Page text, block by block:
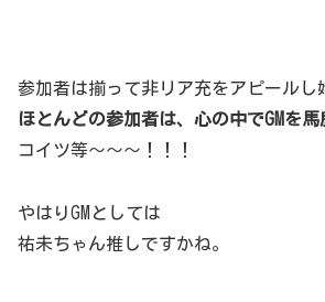
参加者は揃って非リア充をアピールし
ほとんどの参加者は、心の中でGMを馬
コイツ等～～～！！！
やはりGMとしては
祐未ちゃん推しですかね。